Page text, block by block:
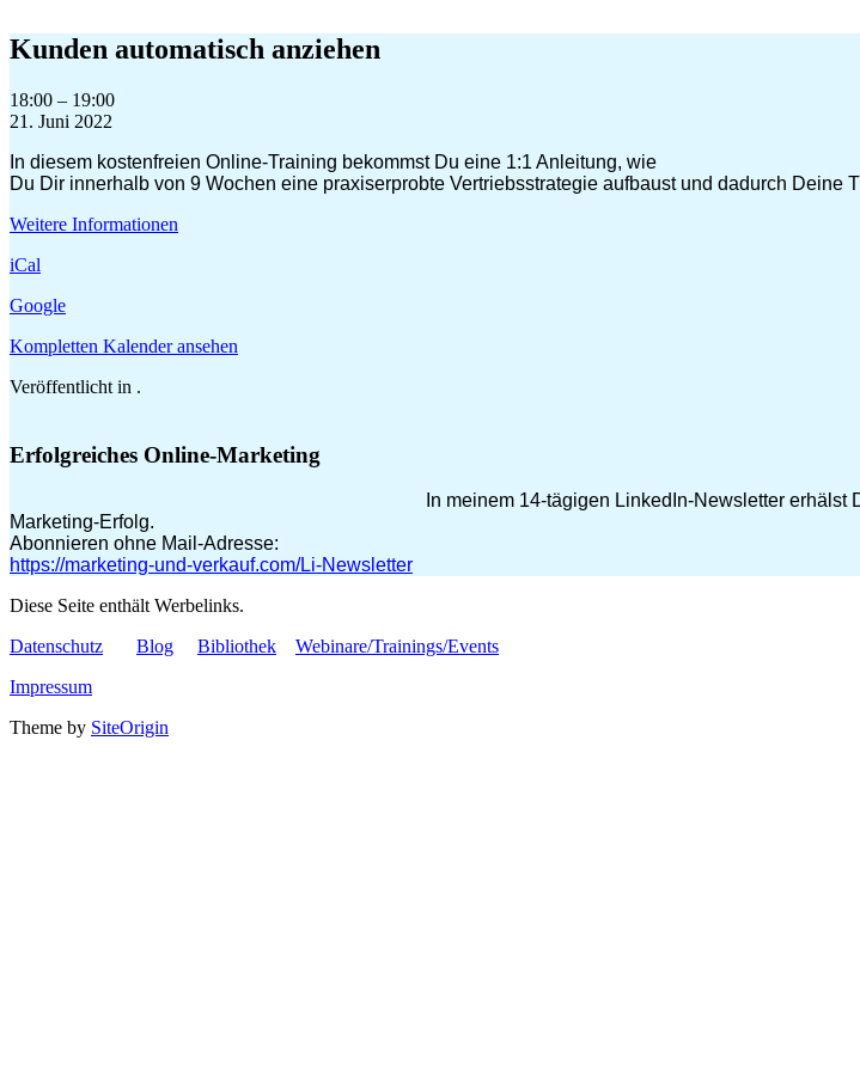
Inhalt
springen
Kunden automatisch anziehen
Kunden
automatisch
18:00 – 19:00
21. Juni 2022
In diesem kostenfreien Online-Training bekommst Du eine 1:1 Anleitung, wie
Du Dir innerhalb von 9 Wochen eine praxiserprobte Vertriebsstrategie aufbaust und dadurch Deine
Weitere Informationen
iCal
Google
Kompletten Kalender ansehen
Veröffentlicht in .
Erfolgreiches Online-Marketing
In meinem 14-tägigen LinkedIn-Newsletter
Marketing-Erfolg.
Abonnieren ohne Mail-Adresse:
https://marketing-und-verkauf.com/Li-Newsletter
Diese Seite enthält Werbelinks.
Datenschutz
Blog Bibliothek
Webinare/Trainings/Events
Impressum
Theme by SiteOrigin